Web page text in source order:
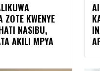
ZOTE KWENYE
NASIBU,
AKILI MPYA